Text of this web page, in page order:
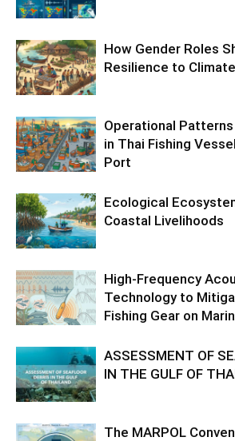
How Gender Roles
Resilience to
Operational
in Thai Fishing
Port
Ecological
Coastal Livelihoods
High-Frequency
Technology to
Fishing Gear on
ASSESSMENT OF
IN THE GULF OF
The MARPOL